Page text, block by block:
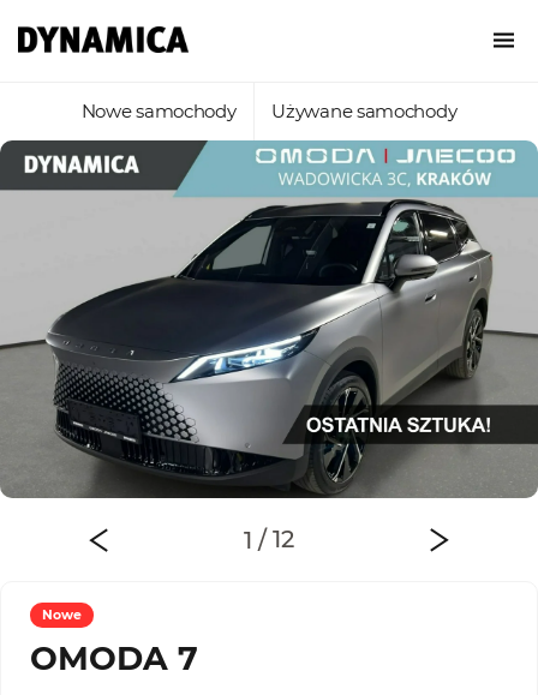
Nowe samochody Używane samochody
Nowe
OMODA 7